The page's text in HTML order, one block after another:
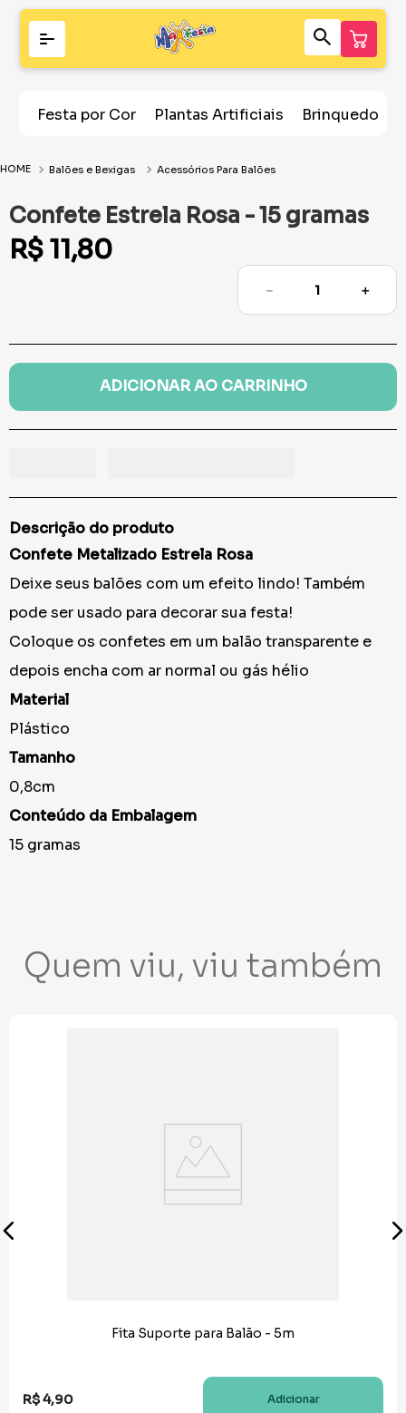
Festa por Cor Plantas Artificiais Brinquedos
Balões e Bexigas Acessórios Para Balões
Confete Estrela Rosa - 15 gramas
R$ 11,80
＋
－
ADICIONAR AO CARRINHO
Descrição do produto
Confete Metalizado Estrela Rosa
Deixe seus balões com um efeito lindo! Também
pode ser usado para decorar sua festa!
Coloque os confetes em um balão transparente e
depois encha com ar normal ou gás hélio
Material
Plástico
Tamanho
0,8cm
Conteúdo da Embalagem
15 gramas
Quem viu, viu também
Fita Suporte para Balão - 5m
R$4,90 Adicionar